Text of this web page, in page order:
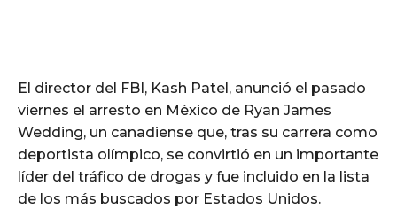
El director del FBI, Kash Patel, anunció el pasado
viernes el arresto en México de Ryan James
Wedding, un canadiense que, tras su carrera como
deportista olímpico, se convirtió en un importante
líder del tráfico de drogas y fue incluido en la lista
de los más buscados por Estados Unidos.